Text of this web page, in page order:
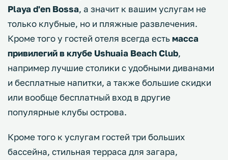
Playa d'en Bossa, а значит к вашим услугам не
только клубные, но и пляжные развлечения.
Кроме того у гостей отеля всегда естьмасса
привилегий в клубе Ushuaia Beach Club,
например лучшие столики с удобными диванами
и бесплатные напитки, а также большие скидки
или вообще бесплатный вход в другие
популярные клубы острова.
Кроме того к услугам гостей три больших
бассейна, стильная терраса для загара,